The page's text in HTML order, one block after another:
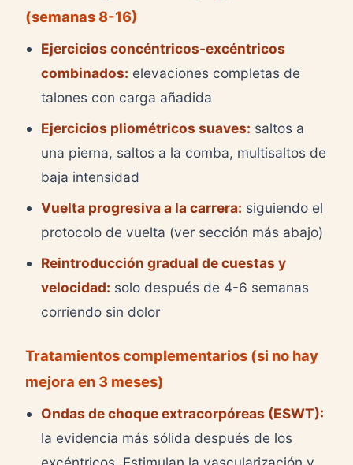
(semanas 8-16)
Ejercicios concéntricos-excéntricos
combinados: elevaciones completas de
talones con carga añadida
Ejercicios pliométricos suaves: saltos a
una pierna, saltos a la comba, multisaltos de
baja intensidad
Vuelta progresiva a la carrera: siguiendo el
protocolo de vuelta (ver sección más abajo)
Reintroducción gradual de cuestas y
velocidad: solo después de 4-6 semanas
corriendo sin dolor
Tratamientos complementarios (si no hay
mejora en 3 meses)
Ondas de choque extracorpóreas (ESWT):
la evidencia más sólida después de los